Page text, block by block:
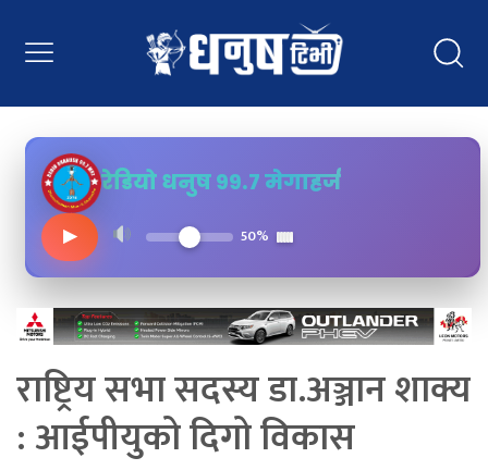
रेडियो धनुष ९९.७ मेगाहर्ज
▶
50%
राष्ट्रिय सभा सदस्य डा.अञ्जान शाक्य
: आईपीयुको दिगो विकास